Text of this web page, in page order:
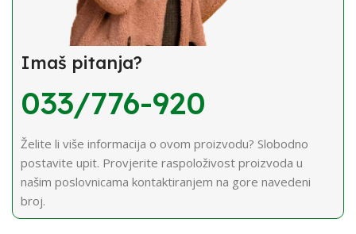
Imaš pitanja?
033/776-920
Želite li više informacija o ovom proizvodu? Slobodno
postavite upit. Provjerite raspoloživost proizvoda u
našim poslovnicama kontaktiranjem na gore navedeni
broj.